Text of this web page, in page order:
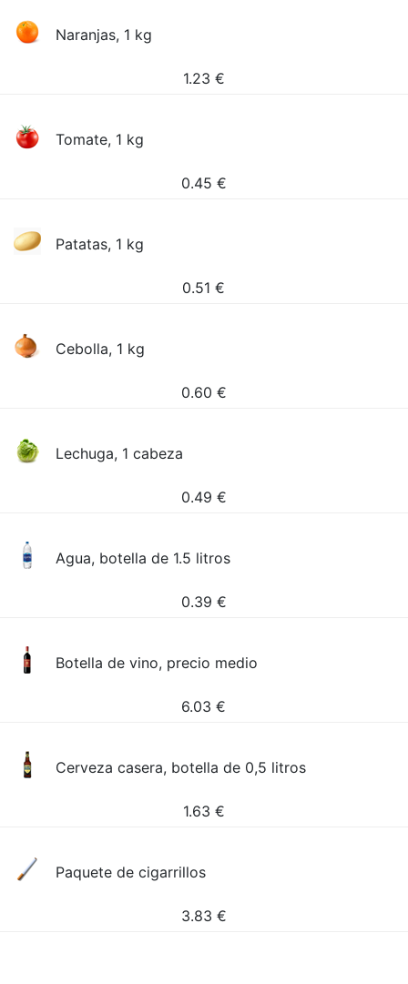
Naranjas, 1 kg
1.23 €
Tomate, 1 kg
0.45 €
Patatas, 1 kg
0.51 €
Cebolla, 1 kg
0.60 €
Lechuga, 1 cabeza
0.49 €
Agua, botella de 1.5 litros
0.39 €
Botella de vino, precio medio
6.03 €
Cerveza casera, botella de 0,5 litros
1.63 €
Paquete de cigarrillos
3.83 €